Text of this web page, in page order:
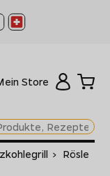
Store
> Rösle